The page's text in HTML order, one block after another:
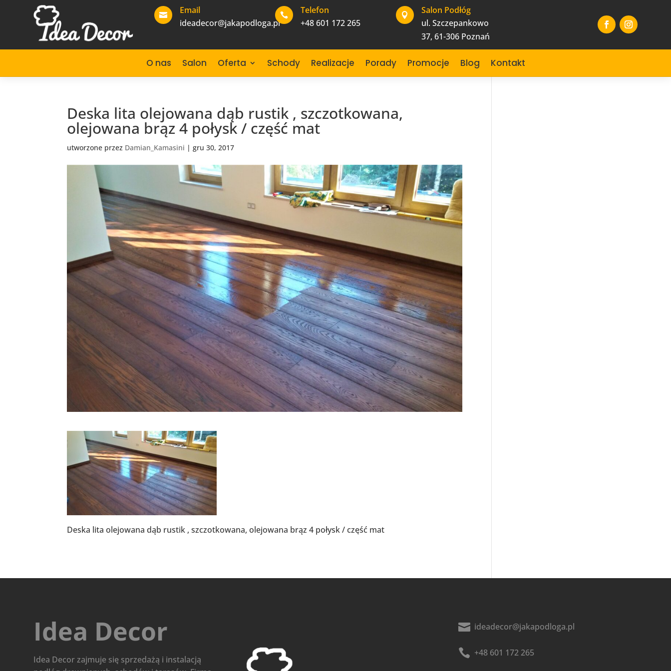

Email
ideadecor@jakapodloga.pl

Telefon
+48 601 172 265

Salon Podłóg
ul. Szczepankowo
37, 61-306 Poznań
O nas Salon Oferta Schody Realizacje Porady Promocje Blog Kontakt
Deska lita olejowana dąb rustik , szczotkowana,
olejowana brąz 4 połysk / część mat
utworzone przez Damian_Kamasini |gru 30, 2017
Deska lita olejowana dąb rustik , szczotkowana, olejowana brąz 4 połysk / część mat
Idea Decor
Idea Decor zajmuje się sprzedażą i instalacją
 ideadecor@jakapodloga.pl
 +48 601 172 265